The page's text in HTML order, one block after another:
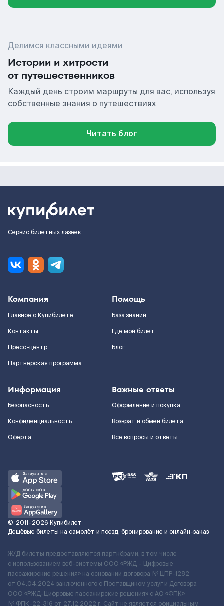
Делимся классными идеями
Истории и хитрости
от путешественников
Каждый день строим маршруты для вас, используя
собственные знания о путешествиях
Читать блог
Сервис билетных лазеек
Компания
Главное о Купибилете
Контакты
Пресс-центр
Партнерская программа
Помощь
База знаний
Где мой билет
Блог
Информация
Безопасность
Конфиденциальность
Оферта
Важные ответы
Оформление и покупка
Возврат и обмен билета
Все вопросы и ответы
© 2011–2026 Купибилет
Дешёвые билеты на самолёт и поезд, бронирование и онлайн-заказ
Ж/Д билеты предоставляются партнёрами, в том числе
с использованием веб-системы ООО «РЖД – Цифровые
пассажирские решения» на основании договора № ЦПР-1282
от 04.04.2024 заключенного с Поставщиком услуг и Договора
ООО «РЖД-Цифровые пассажирские решения» c АО «ФПК»
№ ФПК-22-316 от 27.12.2022 г. Сайт не является официальным